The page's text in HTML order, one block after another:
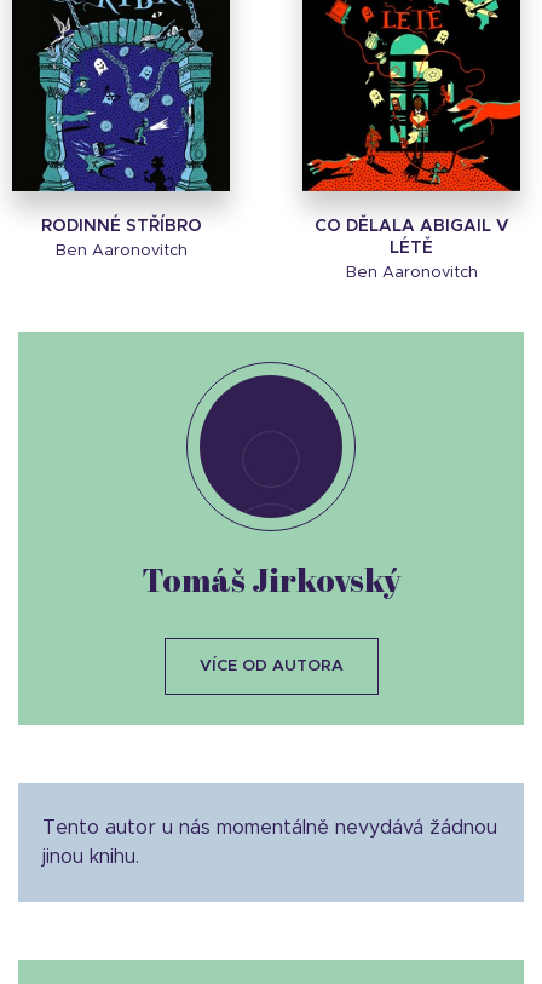
RODINNÉ STŘÍBRO
Ben Aaronovitch
CO DĚLALA ABIGAIL V
LÉTĚ
Ben Aaronovitch
Tento autor u nás momentálně nevydává žádnou
jinou knihu.
Tomáš Jirkovský
VÍCE OD AUTORA